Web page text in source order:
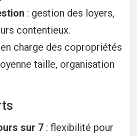
: gestion des loyers,
contentieux.
charge des copropriétés
taille, organisation
sur 7 : flexibilité pour